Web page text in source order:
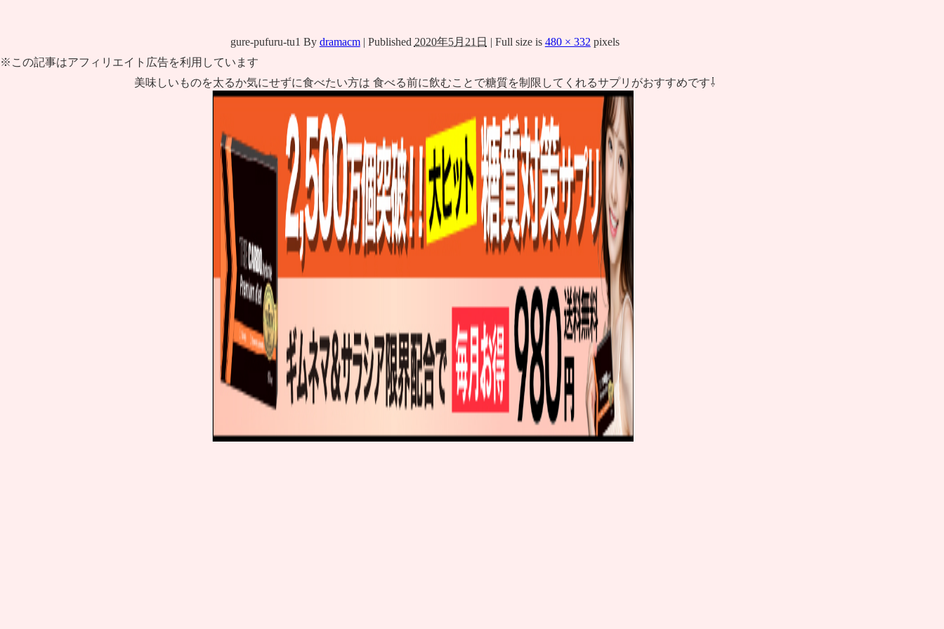
gure-pufuru-tu1 By dramacm | Published 2020年5月21日 | Full size is 480 × 332 pixels
※この記事はアフィリエイト広告を利用しています
美味しいものを太るか気にせずに食べたい方は 食べる前に飲むことで糖質を制限してくれるサプリがおすすめです⇩